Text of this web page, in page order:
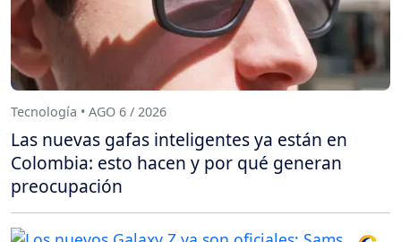
Tecnología • AGO 6 / 2026
Las nuevas gafas inteligentes ya están en
Colombia: esto hacen y por qué generan
preocupación